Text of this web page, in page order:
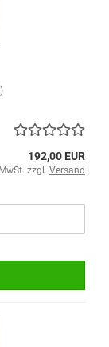
192,00 EUR
zzgl. Versand